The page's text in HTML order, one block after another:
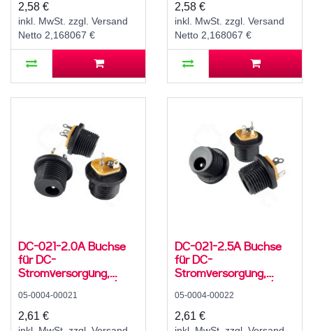
500 mA, 0°, -20..70 °C
2,58 €
inkl. MwSt. zzgl. Versand
Netto 2,168067 €
1,5 A, 0°, -20..70 °C
2,58 €
inkl. MwSt. zzgl. Versand
Netto 2,168067 €
DC-021-2.0A Buchse
für DC-
Stromversorgung,
Lötfahnen, für 5,5 / 2,1
mm Hohlstecker, 30 V,
500 mA, 0°, -20..70 °C,
C12
05-0004-00021
2,61 €
DC-021-2.5A Buchse
für DC-
Stromversorgung,
Lötfahnen, für 5,5 /
2,5mm Hohlstecker, 30
V, 500 mA, 0°, -20..70
°C, C12
05-0004-00022
2,61 €